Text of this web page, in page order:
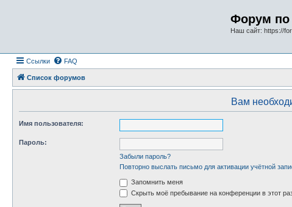
Форум по
Наш сайт: https://
Ссылки FAQ
Список форумов
Вам
Имя пользователя:
Пароль:
Забыли пароль?
Повторно выслать письмо для активации учётной
Запомнить меня
Скрыть моё пребывание на конференции в этот